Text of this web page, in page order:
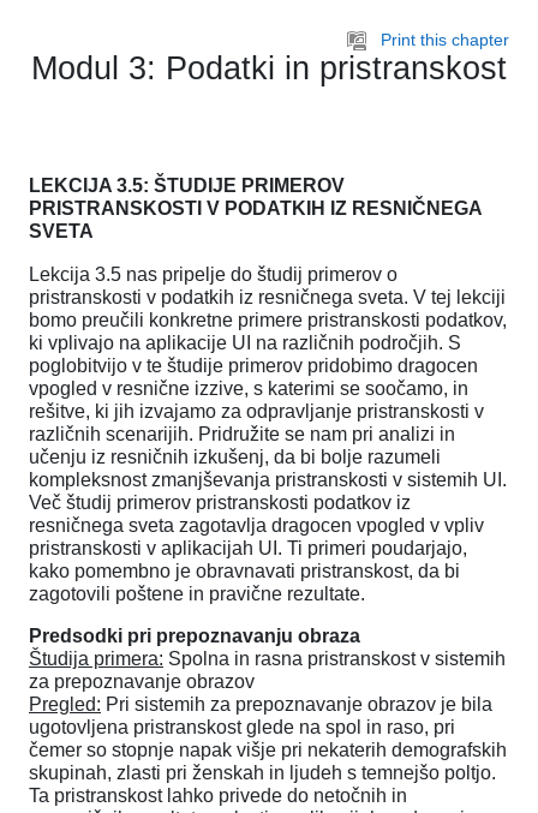
Print this chapter
Modul 3: Podatki in pristranskost
LEKCIJA 3.5: ŠTUDIJE PRIMEROV
PRISTRANSKOSTI V PODATKIH IZ RESNIČNEGA
SVETA
Lekcija 3.5 nas pripelje do študij primerov o
pristranskosti v podatkih iz resničnega sveta. V tej lekciji
bomo preučili konkretne primere pristranskosti podatkov,
ki vplivajo na aplikacije UI na različnih področjih. S
poglobitvijo v te študije primerov pridobimo dragocen
vpogled v resnične izzive, s katerimi se soočamo, in
rešitve, ki jih izvajamo za odpravljanje pristranskosti v
različnih scenarijih. Pridružite se nam pri analizi in
učenju iz resničnih izkušenj, da bi bolje razumeli
kompleksnost zmanjševanja pristranskosti v sistemih UI.
Več študij primerov pristranskosti podatkov iz
resničnega sveta zagotavlja dragocen vpogled v vpliv
pristranskosti v aplikacijah UI. Ti primeri poudarjajo,
kako pomembno je obravnavati pristranskost, da bi
zagotovili poštene in pravične rezultate.
Predsodki pri prepoznavanju obraza
Študija primera: Spolna in rasna pristranskost v sistemih
za prepoznavanje obrazov
Pregled: Pri sistemih za prepoznavanje obrazov je bila
ugotovljena pristranskost glede na spol in raso, pri
čemer so stopnje napak višje pri nekaterih demografskih
skupinah, zlasti pri ženskah in ljudeh s temnejšo poltjo.
Ta pristranskost lahko privede do netočnih in